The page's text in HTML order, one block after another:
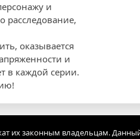
и
расследование,
оказывается
и
в каждой серии.
их законным владельцам.